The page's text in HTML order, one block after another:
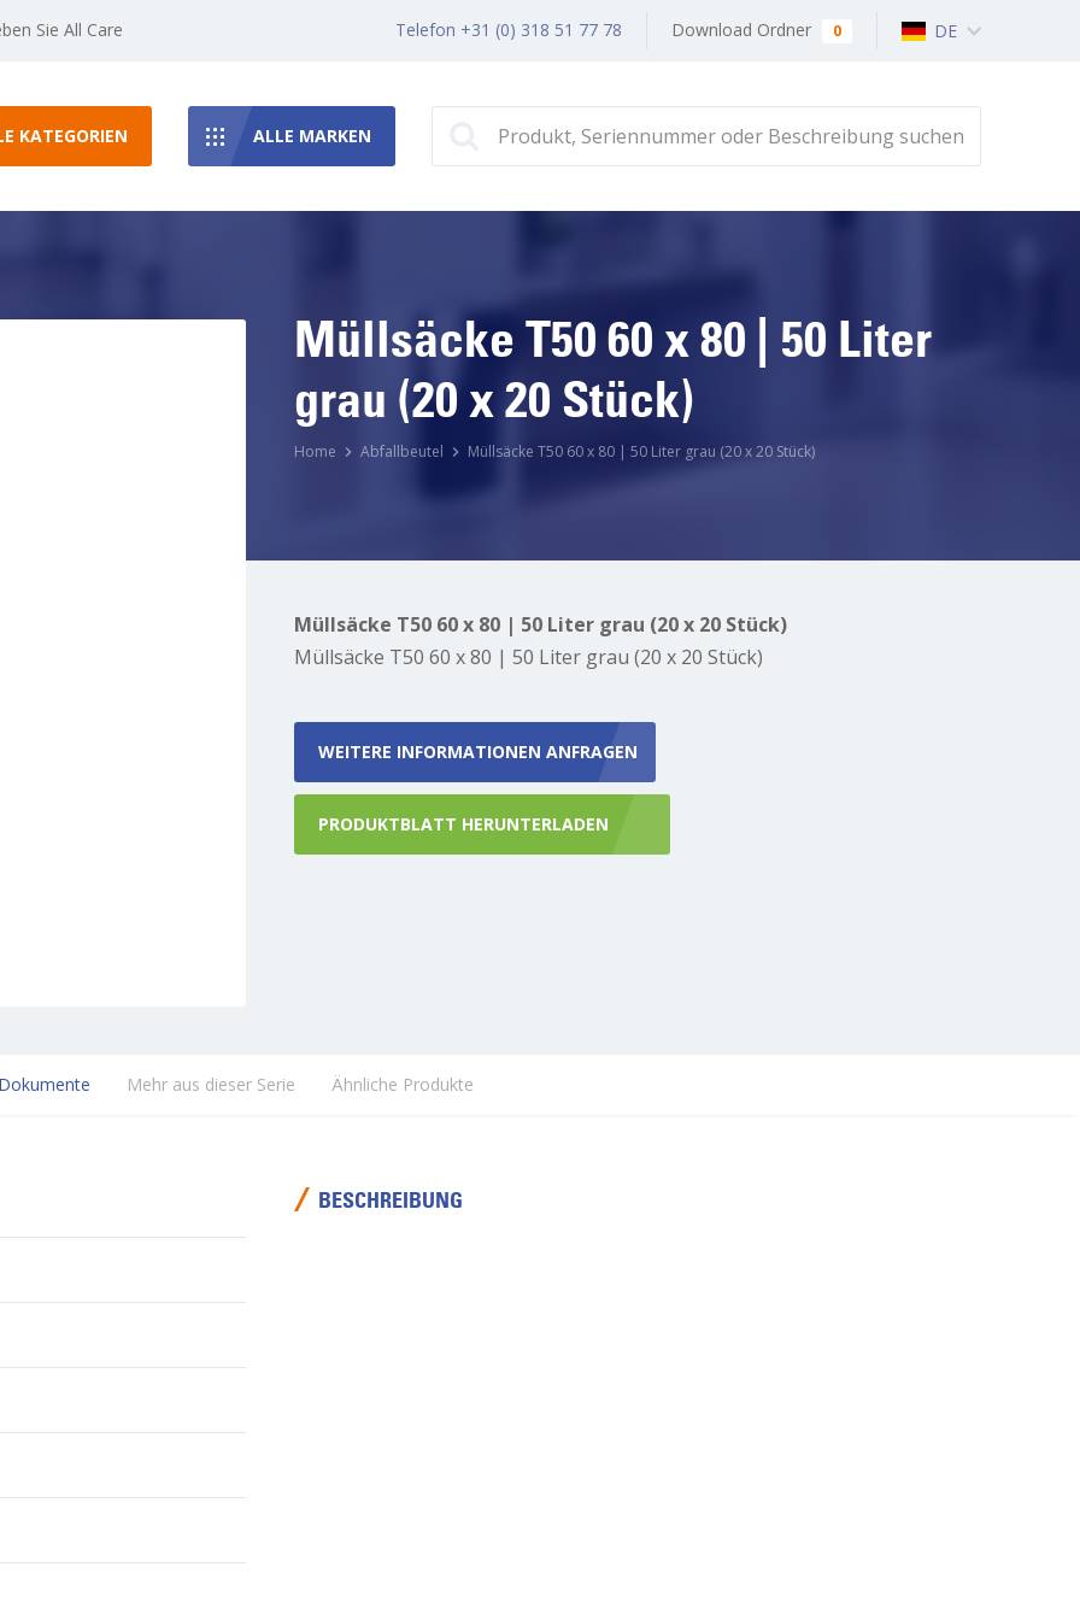
Sie All Care Telefon +31 (0) 318 51 77 78 Download Ordner 0 DE
KATEGORIEN ALLE MARKEN
Müllsäcke T50 60 x 80 | 50 Liter
grau (20 x 20 Stück)
Home Abfallbeutel Müllsäcke T50 60 x 80 | 50 Liter grau (20 x 20 Stück)
Müllsäcke T50 60 x 80 | 50 Liter grau (20 x 20 Stück)
Müllsäcke T50 60 x 80 | 50 Liter grau (20 x 20 Stück)
WEITERE INFORMATIONEN ANFRAGEN
PRODUKTBLATT HERUNTERLADEN
Dokumente Mehr aus dieser Serie Ähnliche Produkte
BESCHREIBUNG